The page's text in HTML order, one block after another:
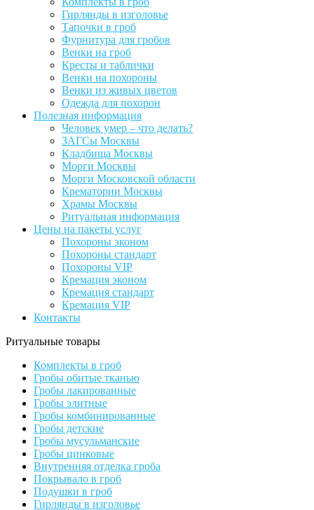
Гирлянды в изголовье
Тапочки в гроб
Фурнитура для гробов
Венки на гроб
Кресты и таблички
Венки на похороны
Венки из живых цветов
Одежда для похорон
Полезная информация
Человек умер – что делать?
ЗАГСы Москвы
Кладбища Москвы
Морги Москвы
Морги Московской области
Крематории Москвы
Храмы Москвы
Ритуальная информация
Цены на пакеты услуг
Похороны эконом
Похороны стандарт
Похороны VIP
Кремация эконом
Кремация стандарт
Кремация VIP
Контакты
Ритуальные товары
Комплекты в гроб
Гробы обитые тканью
Гробы лакированные
Гробы элитные
Гробы комбинированные
Гробы детские
Гробы мусульманские
Гробы цинковые
Внутренняя отделка гроба
Покрывало в гроб
Подушки в гроб
Гирлянды в изголовье